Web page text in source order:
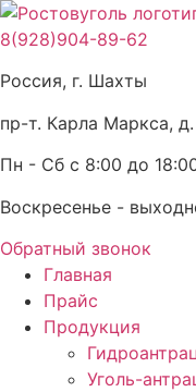
Перейти
к
8(928)904-89-62
Россия, г. Шахты
пр-т. Карла Маркса,
Пн - Сб с 8:00 до
Воскресенье -
Обратный звонок
Главная
Прайс
Продукция
Уголь-